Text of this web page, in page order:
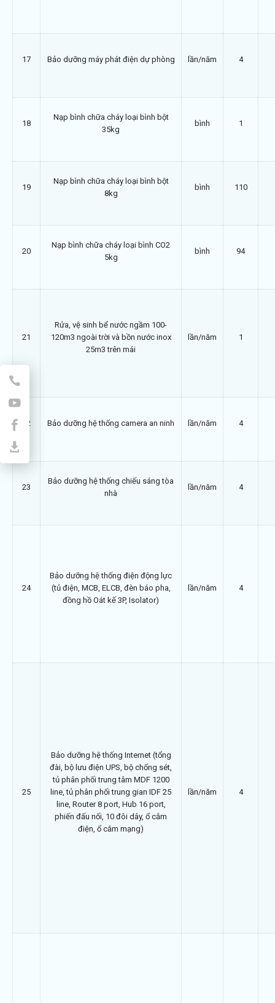
17 Bảo dưỡng máy phát điện dự phòng lần/năm 4
18
Nạp bình chữa cháy loại bình bột
35kg
bình 1
19
Nạp bình chữa cháy loại bình bột
8kg
bình 110
20
Nạp bình chữa cháy loại bình CO2
5kg
bình 94
21
Rửa, vệ sinh bể nước ngầm 100-
120m3 ngoài trời và bồn nước inox
25m3 trên mái
lần/năm 1
22 Bảo dưỡng hệ thống camera an ninh lần/năm 4
23
Bảo dưỡng hệ thống chiếu sáng tòa
nhà
lần/năm 4
24
Bảo dưỡng hệ thống điện động lực
(tủ điện, MCB, ELCB, đèn báo pha,
đồng hồ Oát kế 3P, Isolator)
lần/năm 4
25
Bảo dưỡng hệ thống Internet (tổng
đài, bộ lưu điện UPS, bộ chống sét,
tủ phân phối trung tâm MDF 1200
line, tủ phân phối trung gian IDF 25
line, Router 8 port, Hub 16 port,
phiến đấu nối, 10 đôi dây, ổ cắm
điện, ổ cắm mạng)
lần/năm 4